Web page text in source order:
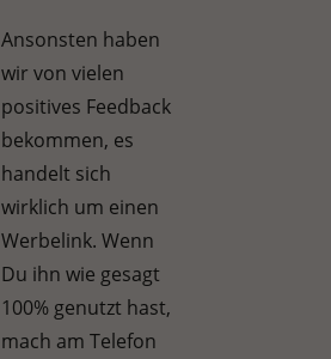
Ansonsten haben
wir von vielen
positives Feedback
bekommen, es
handelt sich
wirklich um einen
Werbelink. Wenn
Du ihn wie gesagt
100% genutzt hast,
mach am Telefon